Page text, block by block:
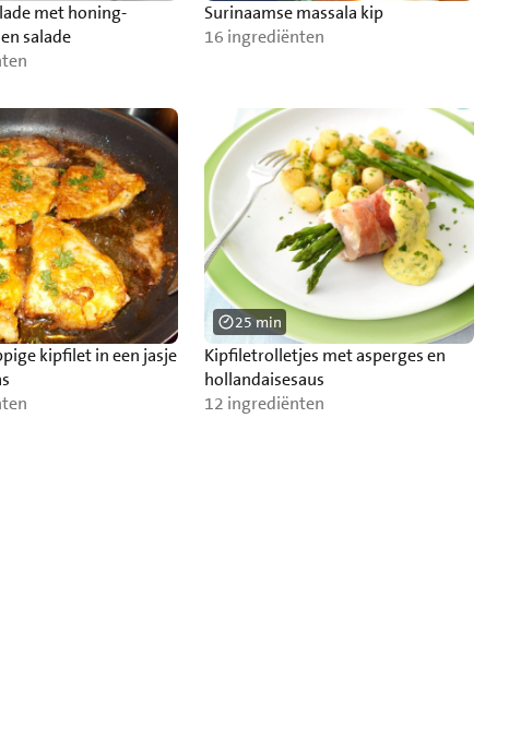
met honing-
salade
Surinaamse massala kip
16 ingrediënten
kipfilet in een jasje
Kipfiletrolletjes met asperges en
hollandaisesaus
12 ingrediënten
25 min